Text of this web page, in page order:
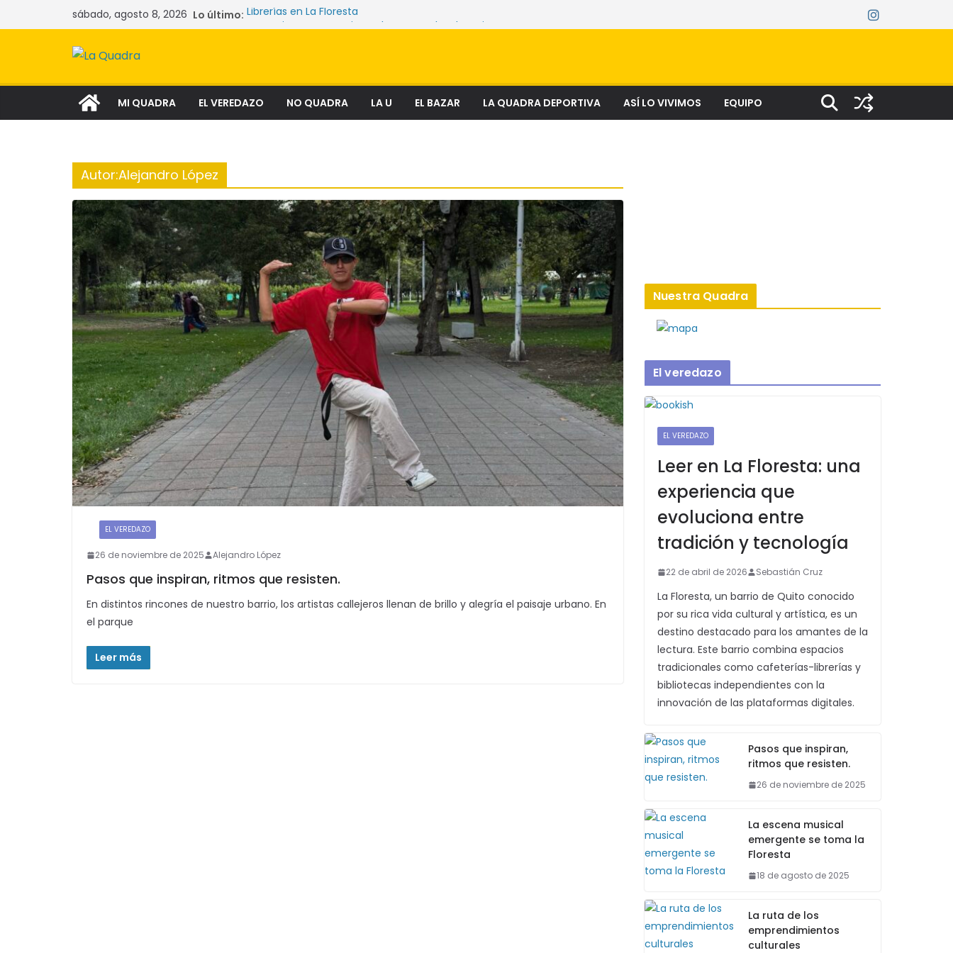
al
sábado, agosto 8, 2026 Lo último: Librerías en La Floresta
Las mujeres que sostienen los mercados de Quito
aspiración social
Tecnología y lectura
MI QUADRA EL VEREDAZO NO QUADRA LA U EL BAZAR LA QUADRA DEPORTIVA ASÍ LO VIVIMOS EQUIPO
Autor:Alejandro López
EL VEREDAZO
26 de noviembre de 2025 Alejandro López
Pasos que inspiran, ritmos que resisten.
En distintos rincones de nuestro barrio, los artistas callejeros llenan de brillo y alegría el paisaje urbano. En
el parque
Leer más
Nuestra Quadra
El veredazo
EL VEREDAZO
Leer en La Floresta: una
experiencia que
evoluciona entre
tradición y tecnología
22 de abril de 2026 Sebastián Cruz
La Floresta, un barrio de Quito conocido
por su rica vida cultural y artística, es un
destino destacado para los amantes de la
lectura. Este barrio combina espacios
tradicionales como cafeterías-librerías y
bibliotecas independientes con la
innovación de las plataformas digitales.
Pasos que inspiran,
ritmos que resisten.
26 de noviembre de 2025
La escena musical
emergente se toma la
Floresta
18 de agosto de 2025
La ruta de los
emprendimientos
culturales